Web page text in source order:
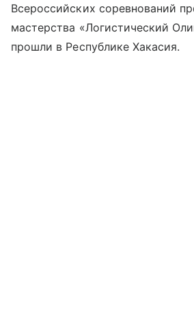
Всероссийских соревнований
мастерства «Логистический
прошли в Республике Хакасия.